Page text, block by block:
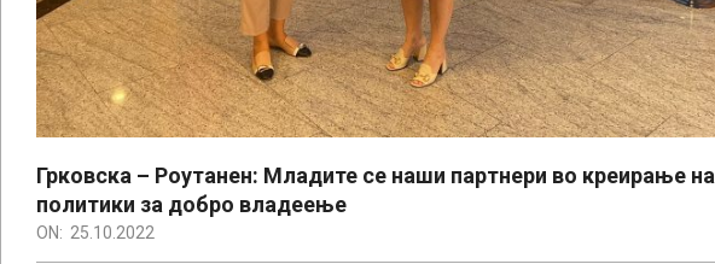
Грковска – Роутанен: Младите се наши партнери во креирање на
политики за добро владеење
ON: 25.10.2022